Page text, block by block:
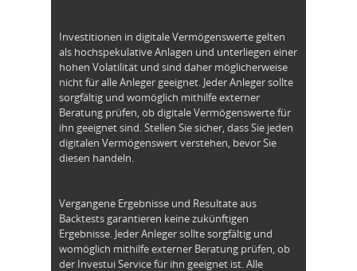
Investitionen in digitale Vermögenswerte gelten
als hochspekulative Anlagen und unterliegen einer
hohen Volatilität und sind daher möglicherweise
nicht für alle Anleger geeignet. Jeder Anleger sollte
sorgfältig und womöglich mithilfe externer
Beratung prüfen, ob digitale Vermögenswerte für
ihn geeignet sind. Stellen Sie sicher, dass Sie jeden
digitalen Vermögenswert verstehen, bevor Sie
diesen handeln.
Vergangene Ergebnisse und Resultate aus
Backtests garantieren keine zukünftigen
Ergebnisse. Jeder Anleger sollte sorgfältig und
womöglich mithilfe externer Beratung prüfen, ob
der Investui Service für ihn geeignet ist. Alle